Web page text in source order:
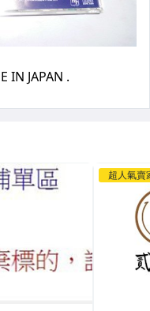
超人氣賣